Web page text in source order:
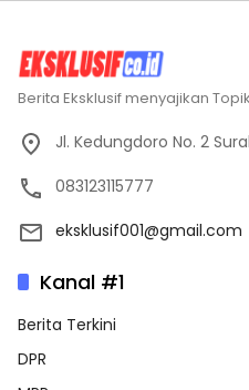
Berita Eksklusif menyajikan
Jl. Kedungdoro No. 2
083123115777
eksklusif001@gmail.com
Kanal #1
Berita Terkini
DPR